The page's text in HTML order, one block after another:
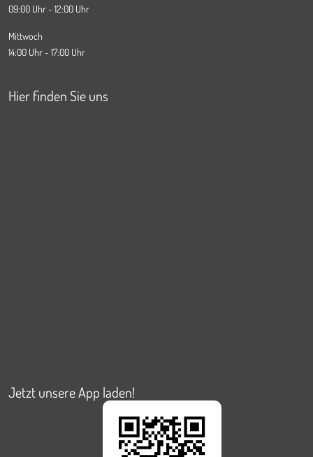
09:00 Uhr - 12:00 Uhr
Mittwoch
14:00 Uhr - 17:00 Uhr
Hier finden Sie uns
Jetzt unsere App laden!